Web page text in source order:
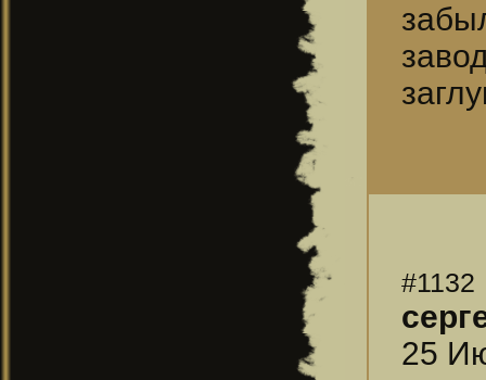
#1132
25